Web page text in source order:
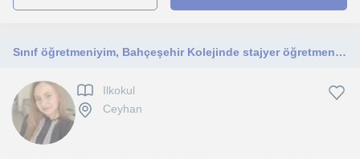
Sınıf öğretmeniyim, Bahçeşehir Kolejinde stajyer öğretmen olarak görev aldım
Ilkokul
Ceyhan